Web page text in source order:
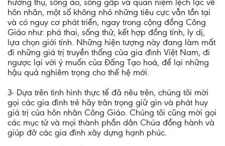
hưởng thụ, sống ảo, sống gấp và quan niệm lệch lạc về
hôn nhân, một số không nhỏ những tiêu cực vẫn tồn tại
và có nguy cơ phát triển, ngay trong cộng đồng Công
Giáo như: phá thai, sống thử, kết hợp đồng tính, ly dị,
lựa chọn giới tính. Những hiện tượng này đang làm mất
đi những giá trị truyền thống của gia đình Việt Nam, đi
ngược lại với ý muốn của Đấng Tạo hoá, để lại những
hậu quả nghiêm trọng cho thế hệ mới.
3- Dựa trên tình hình thực tế đã nêu trên, chúng tôi mời
gọi các gia đình trẻ hãy trân trọng giữ gìn và phát huy
giá trị của hôn nhân Công Giáo. Chúng tôi cũng mời gọi
các mục tử và mọi thành phần dân Chúa đồng hành và
giúp đỡ các gia đình xây dựng hạnh phúc.